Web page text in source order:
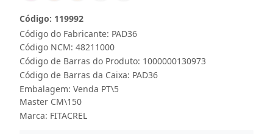
Código do Fabricante: PAD36
Código: 119992
Código NCM: 48211000
Código de Barras do Produto: 1000000130973
Código de Barras da Caixa: PAD36
Embalagem: Venda PT\5
Master CM\150
Marca: FITACREL